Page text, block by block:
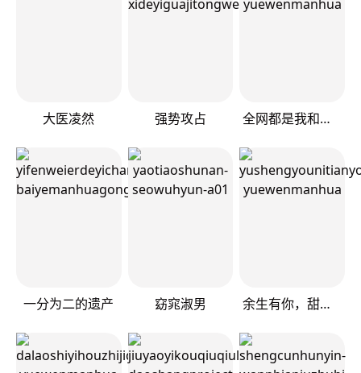
大医凌然 强势攻占 全网都是我和影帝CP粉
一分为二的遗产 窈窕淑男 余生有你，甜又暖